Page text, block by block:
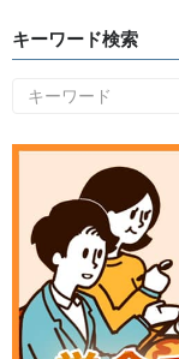
キーワード検索